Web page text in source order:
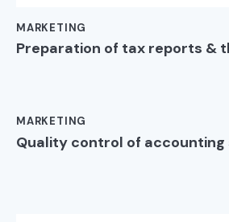
MARKETING
Preparation of tax reports &
MARKETING
Quality control of accounting